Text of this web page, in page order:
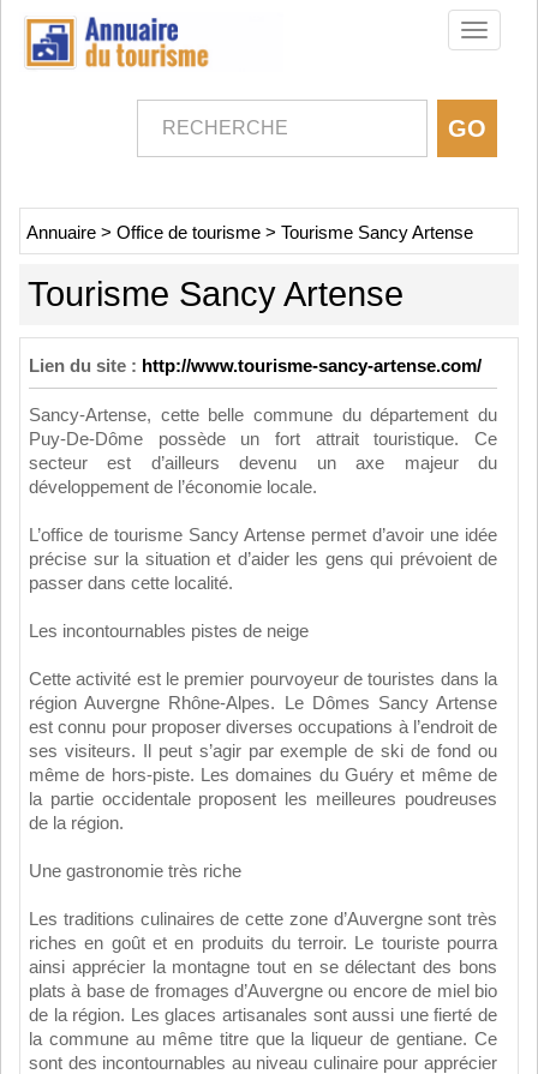
Toggle
Annuaire > Office de tourisme > Tourisme Sancy Artense
Tourisme Sancy Artense
Lien du site : http://www.tourisme-sancy-artense.com/
Sancy-Artense, cette belle commune du département du
Puy-De-Dôme possède un fort attrait touristique. Ce
secteur est d’ailleurs devenu un axe majeur du
développement de l’économie locale.
L’office de tourisme Sancy Artense permet d’avoir une idée
précise sur la situation et d’aider les gens qui prévoient de
passer dans cette localité.
Les incontournables pistes de neige
Cette activité est le premier pourvoyeur de touristes dans la
région Auvergne Rhône-Alpes. Le Dômes Sancy Artense
est connu pour proposer diverses occupations à l’endroit de
ses visiteurs. Il peut s’agir par exemple de ski de fond ou
même de hors-piste. Les domaines du Guéry et même de
la partie occidentale proposent les meilleures poudreuses
de la région.
Une gastronomie très riche
Les traditions culinaires de cette zone d’Auvergne sont très
riches en goût et en produits du terroir. Le touriste pourra
ainsi apprécier la montagne tout en se délectant des bons
plats à base de fromages d’Auvergne ou encore de miel bio
de la région. Les glaces artisanales sont aussi une fierté de
la commune au même titre que la liqueur de gentiane. Ce
sont des incontournables au niveau culinaire pour apprécier